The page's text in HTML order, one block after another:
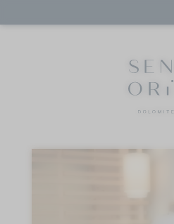
SENSORIA